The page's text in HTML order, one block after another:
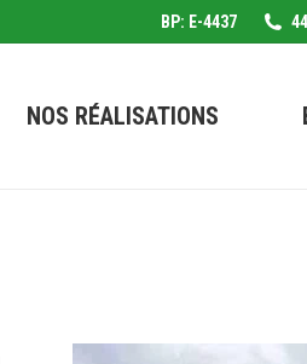
BP: E-4437
NOS RÉALISATIONS